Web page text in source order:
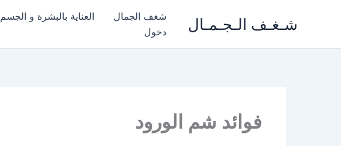
شـغـف الـجـمـال شغف الجمال العناية بالبشرة و الجسم
دخول
فوائد شم الورود